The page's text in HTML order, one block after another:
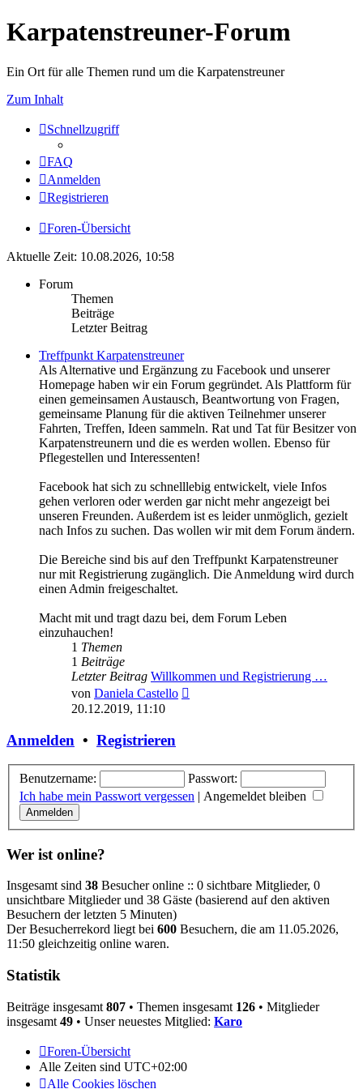
Karpatenstreuner-Forum
Ein Ort für alle Themen rund um die Karpatenstreuner
Zum Inhalt
Schnellzugriff
FAQ
Anmelden
Registrieren
Foren-Übersicht
Aktuelle Zeit: 10.08.2026, 10:58
Forum
Themen
Beiträge
Letzter Beitrag
Treffpunkt Karpatenstreuner
Als Alternative und Ergänzung zu Facebook und unserer
Homepage haben wir ein Forum gegründet. Als Plattform für
einen gemeinsamen Austausch, Beantwortung von Fragen,
gemeinsame Planung für die aktiven Teilnehmer unserer
Fahrten, Treffen, Ideen sammeln. Rat und Tat für Besitzer von
Karpatenstreunern und die es werden wollen. Ebenso für
Pflegestellen und Interessenten!
Facebook hat sich zu schnelllebig entwickelt, viele Infos
gehen verloren oder werden gar nicht mehr angezeigt bei
unseren Freunden. Außerdem ist es leider unmöglich, gezielt
nach Infos zu suchen. Das wollen wir mit dem Forum ändern.
Die Bereiche sind bis auf den Treffpunkt Karpatenstreuner
nur mit Registrierung zugänglich. Die Anmeldung wird durch
einen Admin freigeschaltet.
Macht mit und tragt dazu bei, dem Forum Leben
einzuhauchen!
1 Themen
1 Beiträge
Letzter Beitrag Willkommen und Registrierung …
von Daniela Castello
20.12.2019, 11:10
Anmelden • Registrieren
Benutzername:
Passwort:
Ich habe mein Passwort vergessen | Angemeldet bleiben
Wer ist online?
Insgesamt sind 38 Besucher online :: 0 sichtbare Mitglieder, 0
unsichtbare Mitglieder und 38 Gäste (basierend auf den aktiven
Besuchern der letzten 5 Minuten)
Der Besucherrekord liegt bei 600 Besuchern, die am 11.05.2026,
11:50 gleichzeitig online waren.
Statistik
Beiträge insgesamt 807 • Themen insgesamt 126 • Mitglieder
insgesamt 49 • Unser neuestes Mitglied: Karo
Foren-Übersicht
Alle Zeiten sind UTC+02:00
Alle Cookies löschen